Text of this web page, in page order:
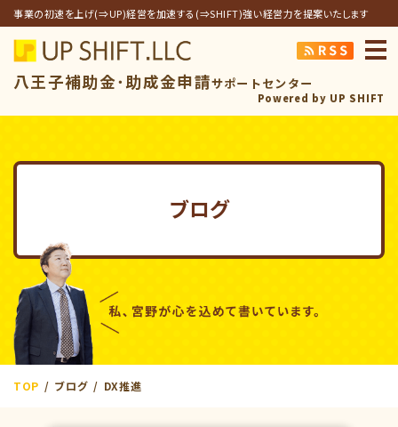
事業の初速を上げ(⇒UP)経営を加速する(⇒SHIFT)強い経営力を提案いたします
アップシフト合
八王子補助金･助成金申請サポートセンター
Powered by UP SHIFT
ブログ
TOP ブログ DX推進